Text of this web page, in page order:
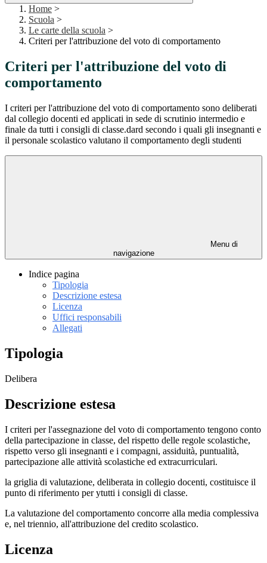
Home >
Scuola >
Le carte della scuola >
Criteri per l'attribuzione del voto di comportamento
Criteri per l'attribuzione del voto di
comportamento
I criteri per l'attribuzione del voto di comportamento sono deliberati
dal collegio docenti ed applicati in sede di scrutinio intermedio e
finale da tutti i consigli di classe.dard secondo i quali gli insegnanti e
il personale scolastico valutano il comportamento degli studenti
Menu di
navigazione
Indice pagina
Tipologia
Descrizione estesa
Licenza
Uffici responsabili
Allegati
Tipologia
Delibera
Descrizione estesa
I criteri per l'assegnazione del voto di comportamento tengono conto
della partecipazione in classe, del rispetto delle regole scolastiche,
rispetto verso gli insegnanti e i compagni, assiduità, puntualità,
partecipazione alle attività scolastiche ed extracurriculari.
la griglia di valutazione, deliberata in collegio docenti, costituisce il
punto di riferimento per ytutti i consigli di classe.
La valutazione del comportamento concorre alla media complessiva
e, nel triennio, all'attribuzione del credito scolastico.
Licenza